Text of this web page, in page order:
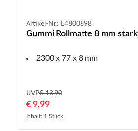
Artikel-Nr.: L4800898
Gummi Rollmatte 8 mm stark
2300 x 77 x 8 mm
UVP€ 13,90
€ 9,99
Inhalt: 1 Stück